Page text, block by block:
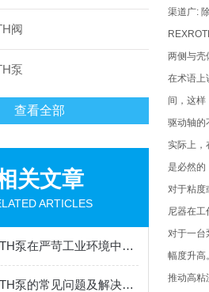
阀
泵
查看全部
关文章
ARTICLES
REXROTH泵在严苛工业环境中的可靠性验证
REXROTH泵的常见问题及解决策略
渠道广:
两侧与壳
在术语上
间，这样
驱动轴的
实际上，
是必然的
对于粘度
尼器在工
对于一台
幅度升高。
推动高粘